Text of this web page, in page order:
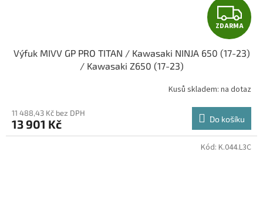
Z
D
A
R
M
A
ZDARMA
Výfuk MIVV GP PRO TITAN / Kawasaki NINJA 650 (17-23)
/ Kawasaki Z650 (17-23)
Kusů skladem: na dotaz
11 488,43 Kč bez DPH
13 901 Kč Do košíku
Kód: K.044.L3C